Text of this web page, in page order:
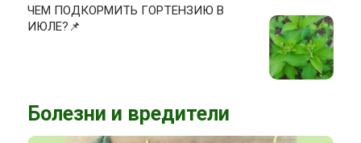
ЧЕМ ПОДКОРМИТЬ ГОРТЕНЗИЮ В
ИЮЛЕ?📌
Болезни и вредители